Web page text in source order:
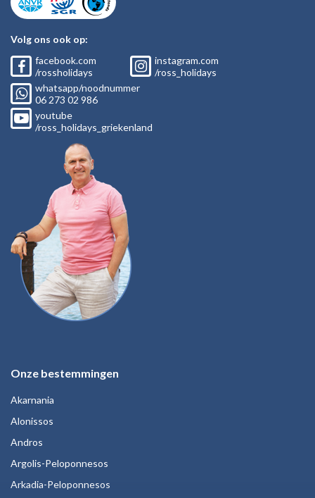
Volg ons ook op:
facebook.com
/rossholidays
instagram.com
/ross_holidays
whatsapp/noodnummer
06 273 02 986
youtube
/ross_holidays_griekenland
Onze bestemmingen
Akarnania
Alonissos
Andros
Argolis-Peloponnesos
Arkadia-Peloponnesos